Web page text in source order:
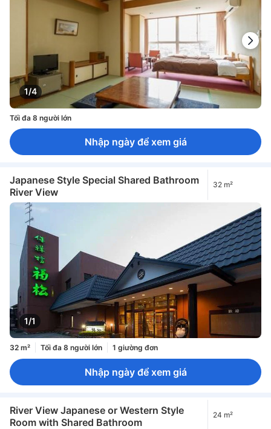
1/4
Tối đa 8 người lớn
Nhập ngày để xem giá
Japanese Style Special Shared Bathroom
River View
32 m²
1/1
32 m² Tối đa 8 người lớn 1 giường đơn
Nhập ngày để xem giá
River View Japanese or Western Style
Room with Shared Bathroom
24 m²